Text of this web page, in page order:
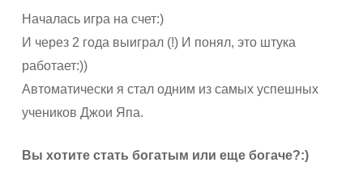
Началась игра на счет:)
И через 2 года выиграл (!) И понял, это штука
работает:))
Автоматически я стал одним из самых успешных
учеников Джои Япа.
Вы хотите стать богатым или еще богаче?:)